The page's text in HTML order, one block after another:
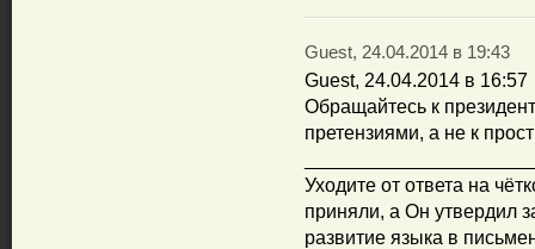
Guest, 24.04.2014 в 19:43
Guest, 24.04.2014 в 16:57
Обращайтесь к
претензиями, а не к
Уходите от ответа на
приняли, а Он утвердил
развитие языка в